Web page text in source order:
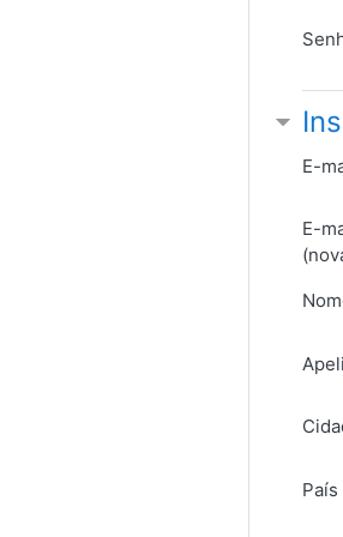
E-
E-
País